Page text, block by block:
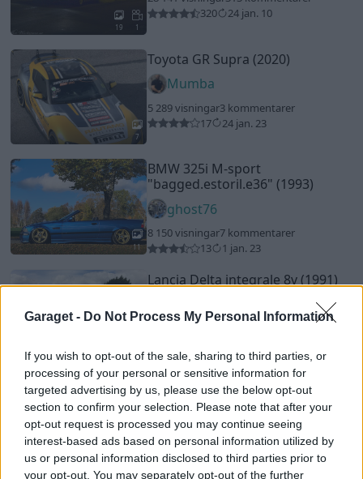
Garaget - Do Not Process My Personal Information
If you wish to opt-out of the sale, sharing to third parties, or
processing of your personal or sensitive information for
targeted advertising by us, please use the below opt-out
section to confirm your selection. Please note that after your
opt-out request is processed you may continue seeing
interest-based ads based on personal information utilized by
us or personal information disclosed to third parties prior to
your opt-out. You may separately opt-out of the further
19 1
320
24 jan. 10
7
Toyota GR Supra (2020)
Mumba
5 289 visningar3 kommentarer
17
24 jan. 23
11
BMW 325i M-sport
"bagged.estoril.e36" (1993)
ghost76
8 150 visningar7 kommentarer
13
1 jan. 23
18 1
Lancia Delta integrale 8v (1991)
17 239 visningar
Nissan 180sx"Dawndrifter"
(1996)
Potkin
38 172 visningar 284 kommentarer
506
22 jan. 12